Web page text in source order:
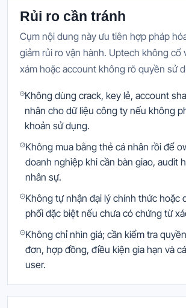
Rủi ro cần tránh
Cụm nội dung này ưu tiên hợp pháp
giảm rủi ro vận hành. Uptech không cổ
xám hoặc account không rõ quyền sử
Không dùng crack, key lẻ, account
nhân cho dữ liệu công ty nếu không
khoản sử dụng.
Không mua bằng thẻ cá nhân rồi để
doanh nghiệp khi cần bàn giao, audit
nhân sự.
Không tự nhận đại lý chính thức hoặc
phối đặc biệt nếu chưa có chứng từ
Không chỉ nhìn giá; cần kiểm tra
đơn, hợp đồng, điều kiện gia hạn và
user.